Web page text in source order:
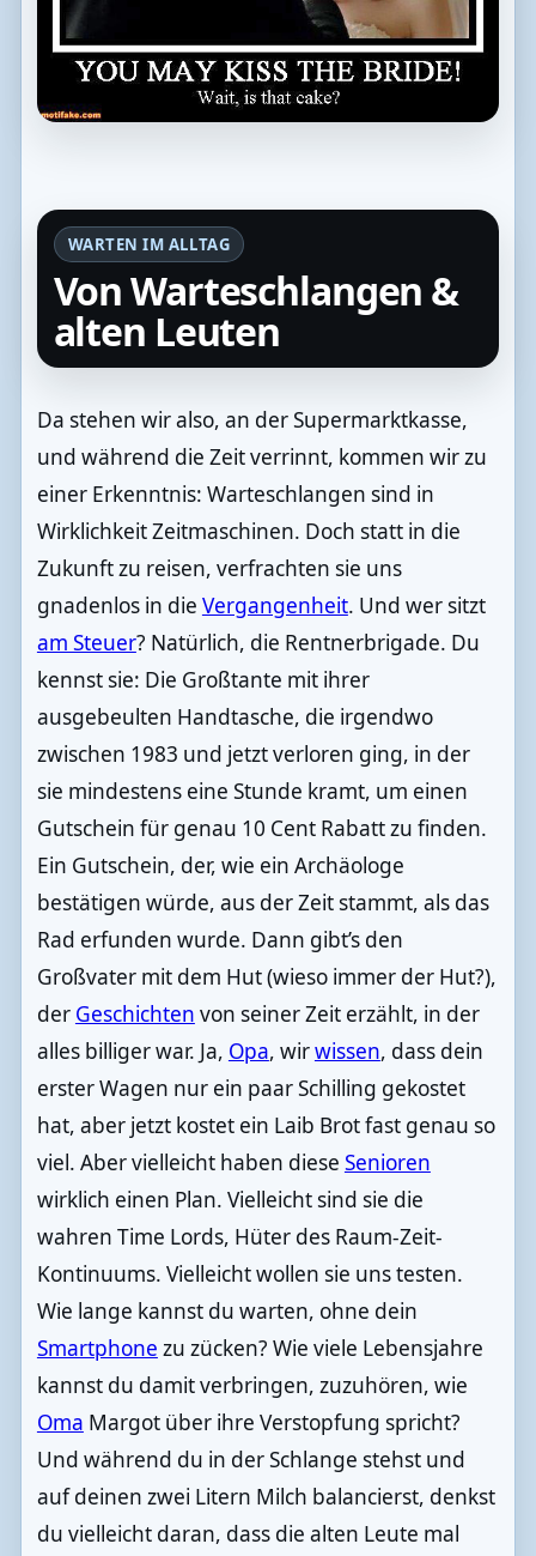
WARTEN IM ALLTAG
Von Warteschlangen &
alten Leuten
Da stehen wir also, an der Supermarktkasse,
und während die Zeit verrinnt, kommen wir zu
einer Erkenntnis: Warteschlangen sind in
Wirklichkeit Zeitmaschinen. Doch statt in die
Zukunft zu reisen, verfrachten sie uns
gnadenlos in die Vergangenheit. Und wer sitzt
am Steuer? Natürlich, die Rentnerbrigade. Du
kennst sie: Die Großtante mit ihrer
ausgebeulten Handtasche, die irgendwo
zwischen 1983 und jetzt verloren ging, in der
sie mindestens eine Stunde kramt, um einen
Gutschein für genau 10 Cent Rabatt zu finden.
Ein Gutschein, der, wie ein Archäologe
bestätigen würde, aus der Zeit stammt, als das
Rad erfunden wurde. Dann gibt’s den
Großvater mit dem Hut (wieso immer der Hut?),
der Geschichten von seiner Zeit erzählt, in der
alles billiger war. Ja, Opa, wirwissen, dass dein
erster Wagen nur ein paar Schilling gekostet
hat, aber jetzt kostet ein Laib Brot fast genau so
viel. Aber vielleicht haben diese Senioren
wirklich einen Plan. Vielleicht sind sie die
wahren Time Lords, Hüter des Raum-Zeit-
Kontinuums. Vielleicht wollen sie uns testen.
Wie lange kannst du warten, ohne dein
Smartphone zu zücken? Wie viele Lebensjahre
kannst du damit verbringen, zuzuhören, wie
Oma Margot über ihre Verstopfung spricht?
Und während du in der Schlange stehst und
auf deinen zwei Litern Milch balancierst, denkst
du vielleicht daran, dass die alten Leute mal